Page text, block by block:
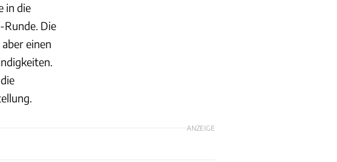
in die
Die
einen
ANZEIGE